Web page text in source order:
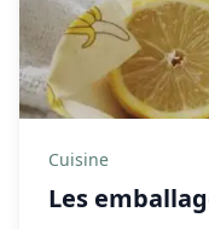
Cuisine
Les